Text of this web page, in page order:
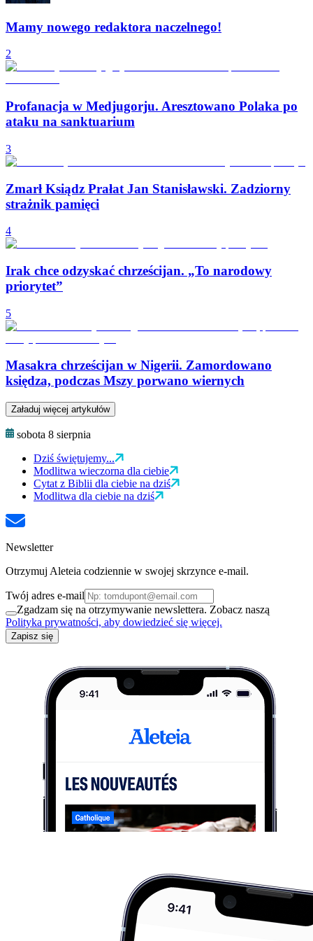
Mamy nowego redaktora naczelnego!
2
Profanacja w Medjugorju. Aresztowano Polaka po
ataku na sanktuarium
3
Zmarł Ksiądz Prałat Jan Stanisławski. Zadziorny
strażnik pamięci
4
Irak chce odzyskać chrześcijan. „To narodowy
priorytet”
5
Masakra chrześcijan w Nigerii. Zamordowano
księdza, podczas Mszy porwano wiernych
Załaduj więcej artykułów
sobota 8 sierpnia
Dziś świętujemy...
Modlitwa wieczorna dla ciebie
Cytat z Biblii dla ciebie na dziś
Modlitwa dla ciebie na dziś
Newsletter
Otrzymuj Aleteia codziennie w swojej skrzynce e-mail.
Twój adres e-mail
Zgadzam się na otrzymywanie newslettera. Zobacz naszą
Polityka prywatności, aby dowiedzieć się więcej.
Zapisz się